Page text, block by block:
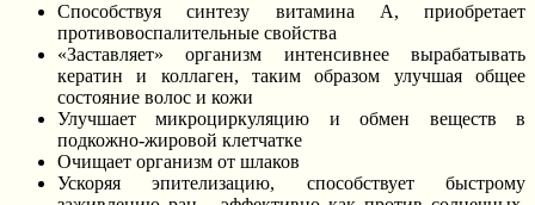
Способствуя синтезу витамина А, приобретает
противовоспалительные свойства
«Заставляет» организм интенсивнее вырабатывать
кератин и коллаген, таким образом улучшая общее
состояние волос и кожи
Улучшает микроциркуляцию и обмен веществ в
подкожно-жировой клетчатке
Очищает организм от шлаков
Ускоряя эпителизацию, способствует быстрому